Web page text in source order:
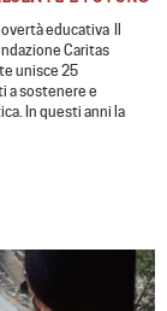
educativa Il
Caritas
unisce 25
a sostenere e
In questi anni la